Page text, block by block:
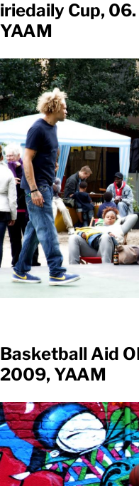
iriedaily Cup,
YAAM
Basketball Aid
2009, YAAM